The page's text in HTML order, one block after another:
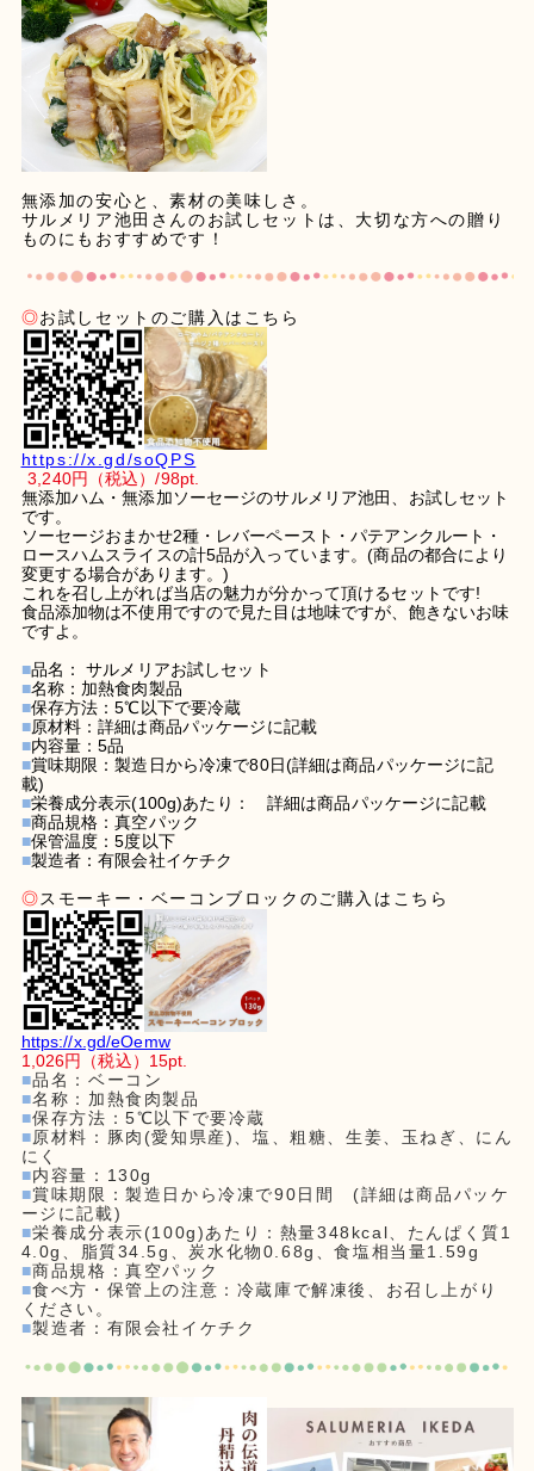
無添加の安心と、素材の美味しさ。
サルメリア池田さんのお試しセットは、大切な方への贈り
ものにもおすすめです！
◎お試しセット のご購入はこちら
https://x.gd/soQPS
3,240円
（税込）/98pt.
無添加ハム・無添加ソーセージのサルメリア池田、お試しセット
です。
ソーセージおまかせ2種・レバーペースト・パテアンクルート・
ロースハムスライスの計5品が入っています。(商品の都合により
変更する場合があります。)
これを召し上がれば当店の魅力が分かって頂けるセットです!
食品添加物は不使用ですので見た目は地味ですが、飽きないお味
ですよ。
■品名： サルメリアお試しセット
■名称：加熱食肉製品
■保存方法：5℃以下で要冷蔵
■原材料：詳細は商品パッケージに記載
■内容量：5品
■賞味期限：製造日から冷凍で80日(詳細は商品パッケージに記
載)
■栄養成分表示(100g)あたり： 詳細は商品パッケージに記載
■商品規格：真空パック
■保管温度：5度以下
■製造者：有限会社イケチク
◎スモーキー・ベーコンブロック のご購入はこちら
https://x.gd/eOemw
1,026円
（税込） 15pt.
■品名：ベーコン
■名称：加熱食肉製品
■保存方法：5℃以下で要冷蔵
■原材料：豚肉(愛知県産)、塩、粗糖、生姜、玉ねぎ、にん
にく
■内容量：130g
■賞味期限：製造日から冷凍で90日間 (詳細は商品パッケ
ージに記載)
■栄養成分表示(100g)あたり：熱量348kcal、たんぱく質1
4.0g、脂質34.5g、炭水化物0.68g、食塩相当量1.59g
■商品規格：真空パック
■食べ方・保管上の注意：冷蔵庫で解凍後、お召し上がり
ください。
■製造者：有限会社イケチク